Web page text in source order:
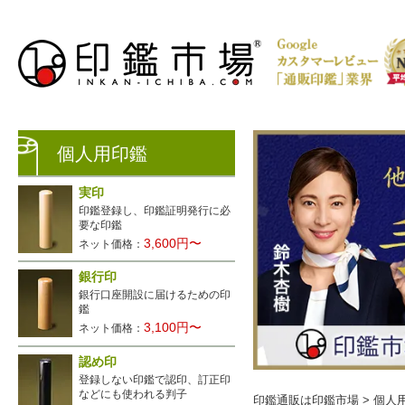
生レビュー公開中
印鑑通販は印鑑市場 > 個人
個人用印鑑
実印
印鑑登録し、印鑑証明発行に必
要な印鑑
ネット価格：3,600円〜
銀行印
銀行口座開設に届けるための印
鑑
ネット価格：3,100円〜
認め印
登録しない印鑑で認印、訂正印
などにも使われる判子